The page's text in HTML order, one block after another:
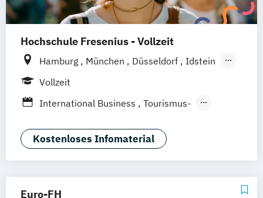
Tourismusökonom (FH)
Hochschule Fresenius - Vollzeit
Hamburg München Düsseldorf
Idstein
Berlin
Braunschweig Erfurt
Vollzeit
International Business
Tourismus-
Kostenloses Infomaterial
Euro-FH